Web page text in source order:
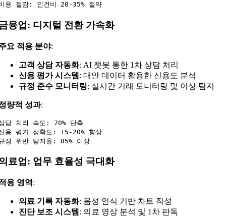
융업: 디지털 전환 가속화
요 적용 분야:
고객 상담 자동화: AI 챗봇 통한 1차 상담 처리
신용 평가 시스템 : 대안 데이터 활용한 신용도 분석
규정 준수 모니터링: 실시간 거래 모니터링 및 이상 탐지
량적 성과:
담 처리 속도: 70% 단축
용 평가 정확도: 15-20% 향상
료업: 업무 효율성 극대화
용 영역:
의료 기록 자동화: 음성 인식 기반 차트 작성
진단 보조 시스템 : 의료 영상 분석 및 1차 판독